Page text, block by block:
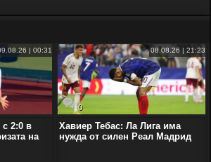
| 00:31
2:0 в
на
0
08.08.26 | 21:23
Хавиер Тебас: Ла Лига има
нужда от силен Реал Мадрид